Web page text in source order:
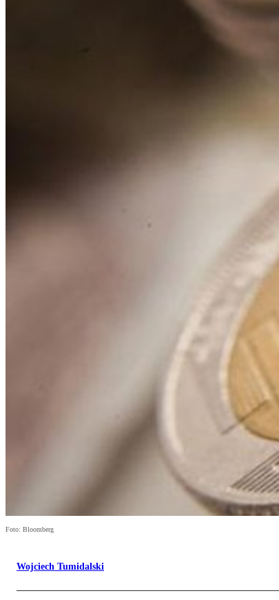
Foto: Bloomberg
Wojciech Tumidalski